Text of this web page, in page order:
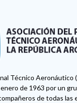
Técnico Aeronáutico
de 1963 por un
de todas las